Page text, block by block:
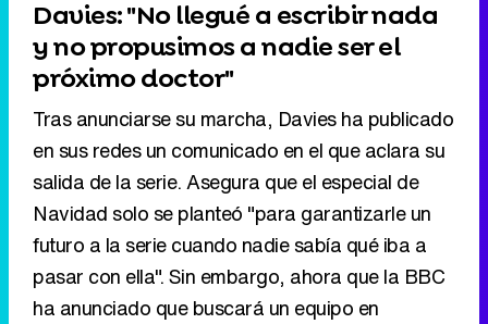
Davies: "No llegué a escribir nada
y no propusimos a nadie ser el
próximo doctor"
Tras anunciarse su marcha, Davies ha publicado
en sus redes un comunicado en el que aclara su
salida de la serie. Asegura que el especial de
Navidad solo se planteó "para garantizarle un
futuro a la serie cuando nadie sabía qué iba a
pasar con ella". Sin embargo, ahora que la BBC
ha anunciado que buscará un equipo en